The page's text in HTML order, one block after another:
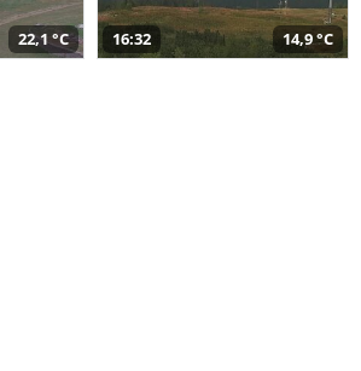
22,1 °C 16:32 14,9 °C